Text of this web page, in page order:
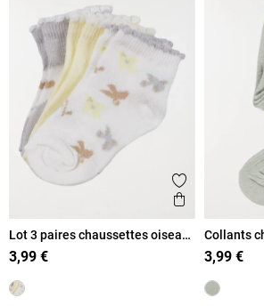
Ajouter aux
Aperçu rapide
Lot 3 paires chaussettes oiseau
fille
3,99 €
Collants
3,99 €